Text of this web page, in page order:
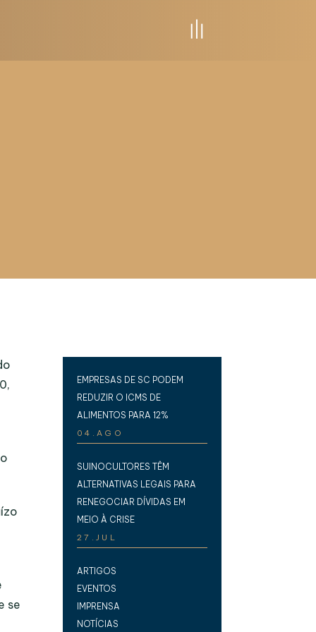
se
EMPRESAS DE SC PODEM
REDUZIR O ICMS DE
ALIMENTOS PARA 12%
04.AGO
SUINOCULTORES TÊM
ALTERNATIVAS LEGAIS PARA
RENEGOCIAR DÍVIDAS EM
MEIO À CRISE
27.JUL
ARTIGOS
EVENTOS
IMPRENSA
NOTÍCIAS